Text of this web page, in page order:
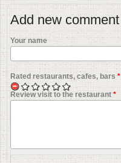
Add new comment
Your name
Rated restaurants, cafes, bars*
Review visit to the restaurant *